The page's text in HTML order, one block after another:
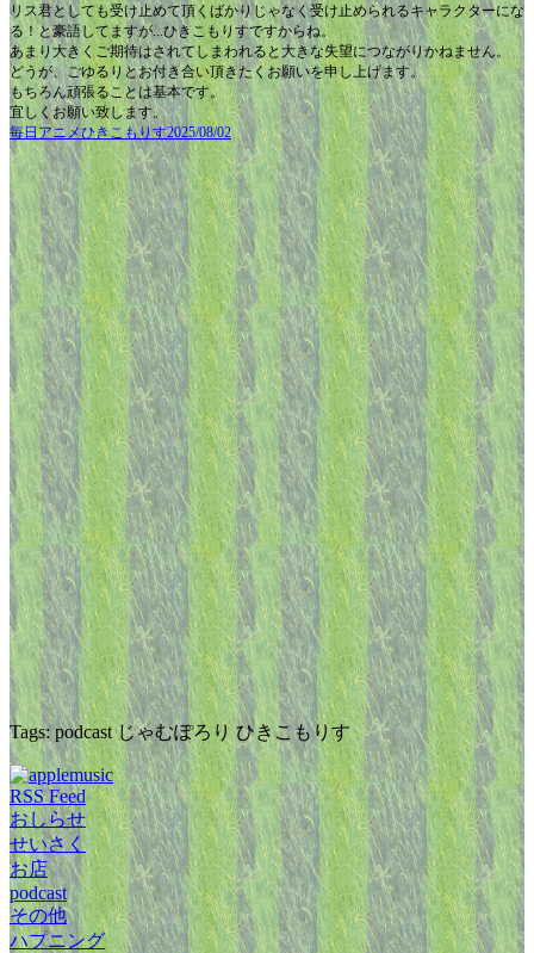
リス君としても受け止めて頂くばかりじゃなく受け止められるキャラクターにな
る！と豪語してますが...ひきこもりすですからね。
あまり大きくご期待はされてしまわれると大きな失望につながりかねません。
どうが、ごゆるりとお付き合い頂きたくお願いを申し上げます。
もちろん頑張ることは基本です。
宜しくお願い致します。
毎日アニメひきこもりす2025/08/02
Tags: podcast じゃむぽろり ひきこもりす
RSS Feed
おしらせ
せいさく
お店
podcast
その他
ハプニング